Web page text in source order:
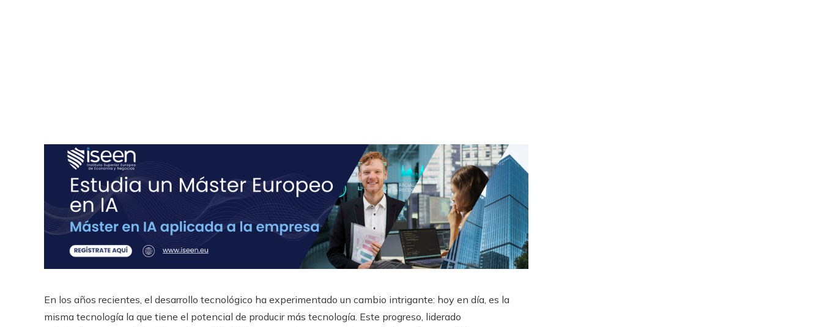
En los años recientes, el desarrollo tecnológico ha experimentado un cambio intrigante: hoy en día, es la
misma tecnología la que tiene el potencial de producir más tecnología. Este progreso, liderado